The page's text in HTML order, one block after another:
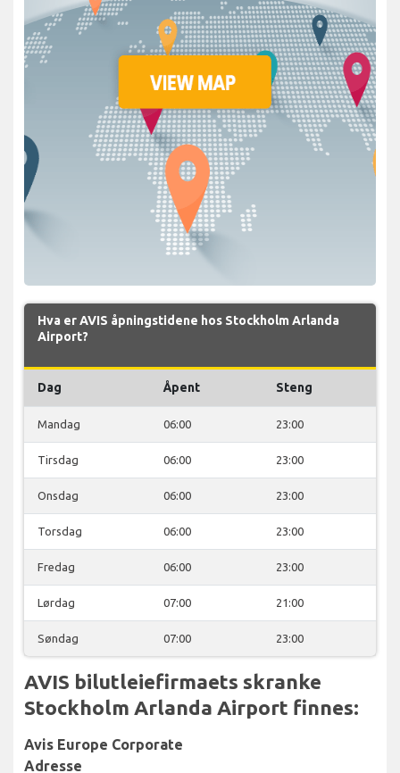
Hva er AVIS åpningstidene hos Stockholm Arlanda
Airport?
Dag Åpent Steng
Mandag 06:00 23:00
Tirsdag 06:00 23:00
Onsdag 06:00 23:00
Torsdag 06:00 23:00
Fredag 06:00 23:00
Lørdag 07:00 21:00
Søndag 07:00 23:00
AVIS bilutleiefirmaets skranke
Stockholm Arlanda Airport finnes:
Avis Europe Corporate
Adresse